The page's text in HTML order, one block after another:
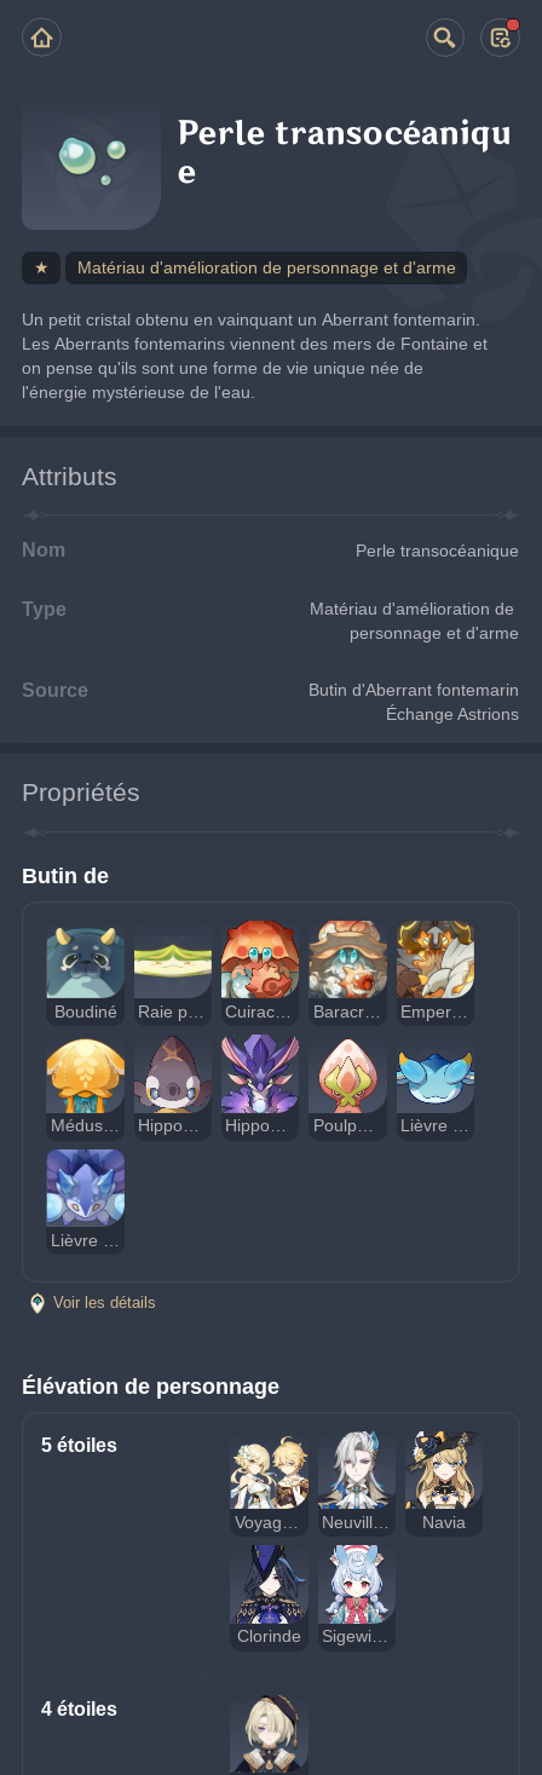
Perle transocéaniqu
e
★ Matériau d'amélioration de personnage et d'arme
Un petit cristal obtenu en vainquant un Aberrant fontemarin.
Les Aberrants fontemarins viennent des mers de Fontaine et
on pense qu'ils sont une forme de vie unique née de
l'énergie mystérieuse de l'eau.
Attributs
Nom Perle transocéanique
Type
Matériau d'amélioration de
personnage et d'arme
Source
Butin d'Aberrant fontemarin
Échange Astrions
Propriétés
Butin de
Boudiné Baracrabe
Méduse chapeautée Hippocampe bulleux Hippocampe hybulleux Poulpe bouffi Lièvre de mer angélique
Voir les détails
Élévation de personnage
5 étoiles
Navia
Clorinde Sigewinne
4 étoiles